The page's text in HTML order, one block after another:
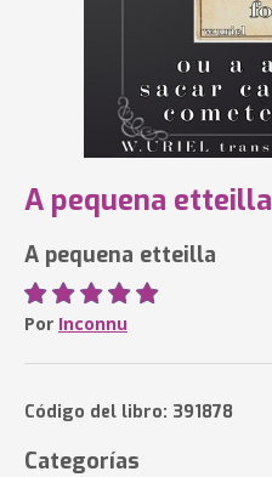
A pequena etteilla
A pequena etteilla
Por Inconnu
Código del libro: 391878
Categorías